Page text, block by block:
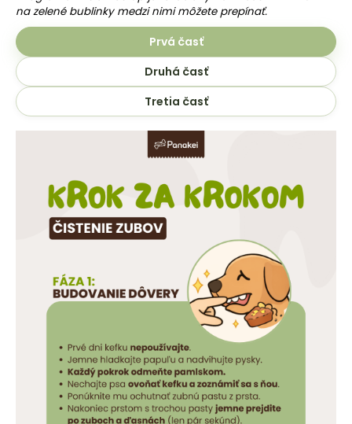
na zelené bublinky medzi nimi môžete prepínať.
Prvá časť
Druhá časť
Tretia časť